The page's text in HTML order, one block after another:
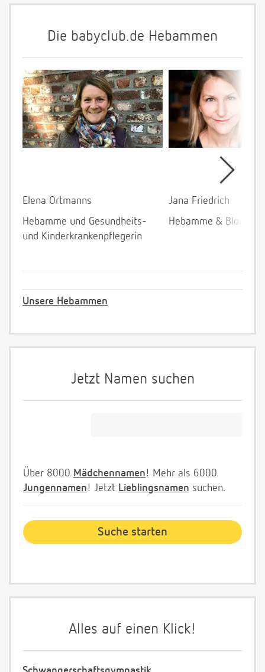
Die babyclub.de Hebammen
Elena Ortmanns
Hebamme und Gesundheits-
und Kinderkrankenpflegerin
Jana Friedrich
Hebamme &
Unsere Hebammen
Jetzt Namen suchen
Über 8000 Mädchennamen! Mehr als 6000
Jungennamen! Jetzt Lieblingsnamen suchen.
Alles auf einen Klick!